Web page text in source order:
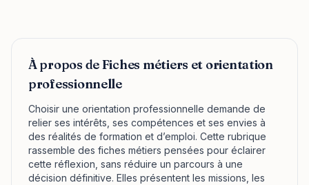
À propos de Fiches métiers et orientation
professionnelle
Choisir une orientation professionnelle demande de
relier ses intérêts, ses compétences et ses envies à
des réalités de formation et d’emploi. Cette rubrique
rassemble des fiches métiers pensées pour éclairer
cette réflexion, sans réduire un parcours à une
décision définitive. Elles présentent les missions, les